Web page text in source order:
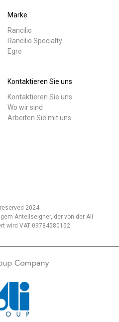
Marke
Rancilio
Rancilio Specialty
Egro
Kontaktieren Sie uns
Kontaktieren Sie uns
Wo wir sind
Arbeiten Sie mit uns
2024.
Anteilseigner, der von der Ali
wird VAT 09784580152